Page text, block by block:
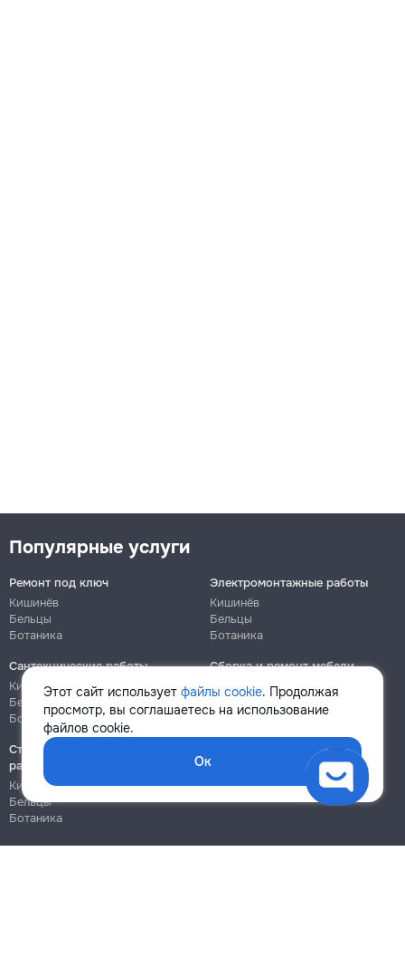
Этот сайт использует файлы cookie. Продолжая
просмотр, вы соглашаетесь на использование
файлов cookie.
Ок
Популярные услуги
Ремонт под ключ
Кишинёв
Бельцы
Ботаника
Электромонтажные работы
Кишинёв
Бельцы
Ботаника
Сантехнические работы
Кишинёв
Бельцы
Ботаника
Сборка и ремонт мебели
Кишинёв
Ботаника
Строительно-монтажные
работы
Кишинёв
Бельцы
Ботаника